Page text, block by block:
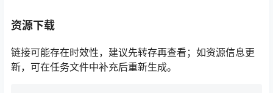
资源下载
链接可能存在时效性，建议先转存再查看；如资源信息更
新，可在任务文件中补充后重新生成。